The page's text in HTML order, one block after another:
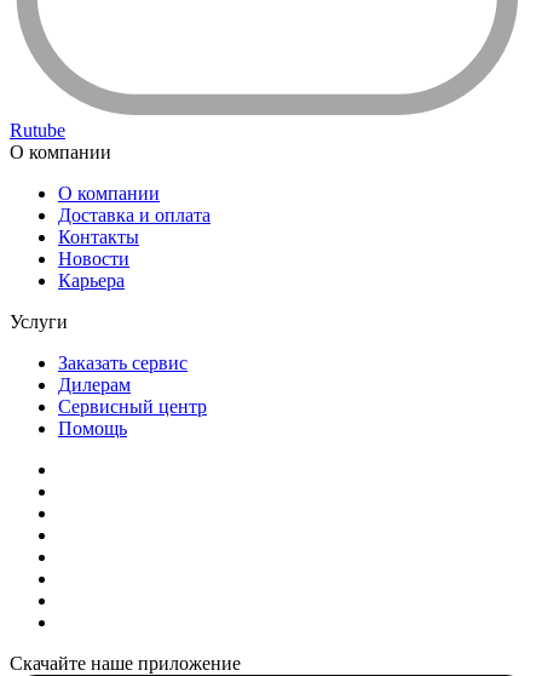
Rutube
О компании
О компании
Доставка и оплата
Контакты
Новости
Карьера
Услуги
Заказать сервис
Дилерам
Сервисный центр
Помощь
Скачайте наше приложение